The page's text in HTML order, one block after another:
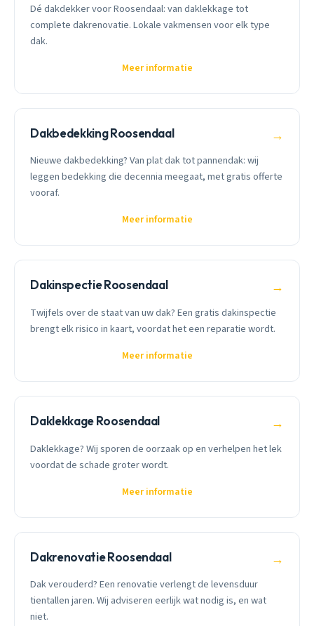
Dé dakdekker voor Roosendaal: van daklekkage tot
complete dakrenovatie. Lokale vakmensen voor elk type
dak.
Meer informatie
Dakbedekking Roosendaal →
Nieuwe dakbedekking? Van plat dak tot pannendak: wij
leggen bedekking die decennia meegaat, met gratis offerte
vooraf.
Meer informatie
Dakinspectie Roosendaal →
Twijfels over de staat van uw dak? Een gratis dakinspectie
brengt elk risico in kaart, voordat het een reparatie wordt.
Meer informatie
Daklekkage Roosendaal →
Daklekkage? Wij sporen de oorzaak op en verhelpen het lek
voordat de schade groter wordt.
Meer informatie
Dakrenovatie Roosendaal →
Dak verouderd? Een renovatie verlengt de levensduur
tientallen jaren. Wij adviseren eerlijk wat nodig is, en wat
niet.